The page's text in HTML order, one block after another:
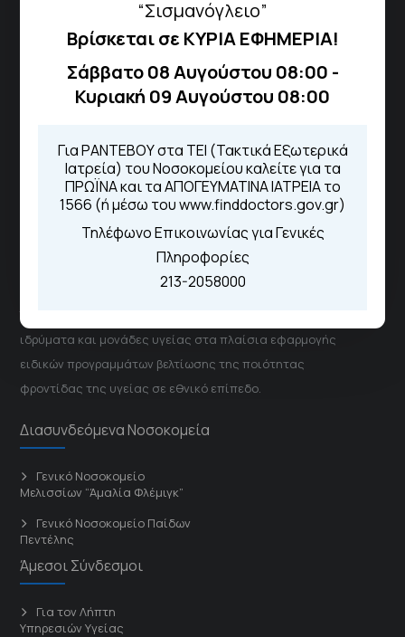
“Σισμανόγλειο”
Βρίσκεται σε ΚΥΡΙΑ ΕΦΗΜΕΡΙΑ!
Σάββατο 08 Αυγούστου 08:00 -
Κυριακή 09 Αυγούστου 08:00
Για ΡΑΝΤΕΒΟΥ στα ΤΕΙ (Τακτικά Εξωτερικά
Ιατρεία) του Νοσοκομείου καλείτε για τα
ΠΡΩΪΝΑ και τα ΑΠΟΓΕΥΜΑΤΙΝΑ ΙΑΤΡΕΙΑ το
1566 (ή μέσω του www.finddoctors.gov.gr)
Τηλέφωνο Επικοινωνίας για Γενικές
Πληροφορίες
213-2058000
Τηλέφωνα για Ραντεβού
Για τα πρωινά και τα απογευματινά
ιατρεία:
1566
Μέσω της εφαρμογής "MyHealth
App"
ΓΝΑ Νοσοκομείο Σισμανόγλειο - Αμαλία Φλέμιγκ
ιδρύματα και μονάδες υγείας στα πλαίσια εφαρμογής
ειδικών προγραμμάτων βελτίωσης της ποιότητας
φροντίδας της υγείας σε εθνικό επίπεδο.
Διασυνδεόμενα Νοσοκομεία
Γενικό Νοσοκομείο
Μελισσίων “Άμαλία Φλέμιγκ”
Γενικό Νοσοκομείο Παίδων
Πεντέλης
Άμεσοι Σύνδεσμοι
Για τον Λήπτη
Υπηρεσιών Υγείας